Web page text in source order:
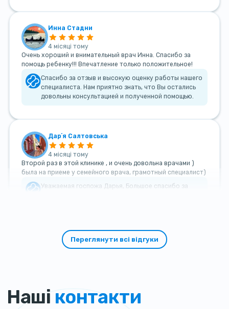
Инна Стадни
4 місяці тому
Очень хороший и внимательный врач Инна. Спасибо за
помощь ребенку!!! Впечатление только положительное!
Спасибо за отзыв и высокую оценку работы нашего
специалиста. Нам приятно знать, что Вы остались
довольны консультацией и полученной помощью.
Дарʼя Салтовська
4 місяці тому
Второй раз в этой клинике , и очень довольна врачами )
была на приеме у семейного врача, грамотный специалист)
Уважаемая госпожа Дарья, Большое спасибо за
Переглянути всі відгуки
Наші контакти